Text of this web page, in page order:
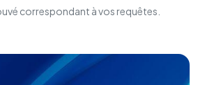
correspondant à vos requêtes.